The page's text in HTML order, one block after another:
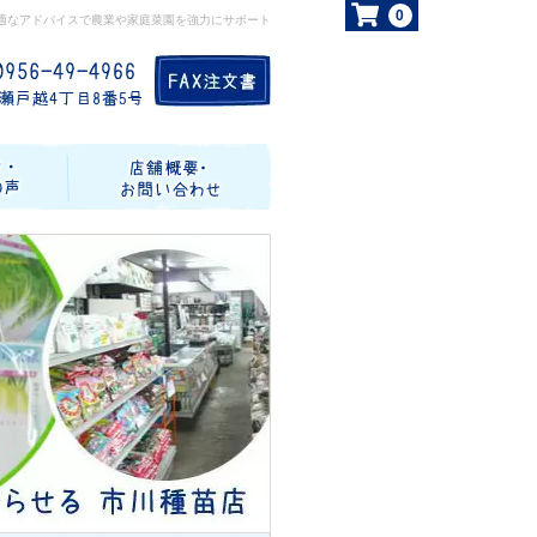
アドバイスで農業や家庭菜園を強力にサポート 0